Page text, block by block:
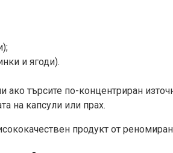
и ягоди).
ако търсите по-концентриран
на капсули или прах.
продукт от